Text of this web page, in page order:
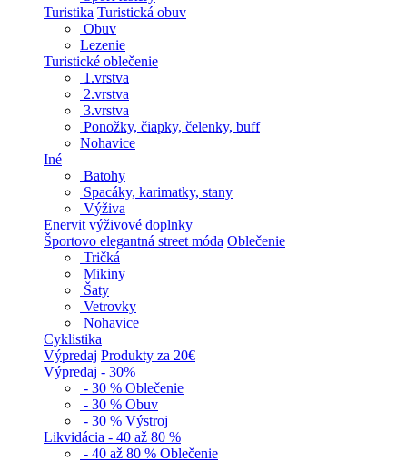
Turistika Turistická obuv
Obuv
Lezenie
Turistické oblečenie
1.vrstva
2.vrstva
3.vrstva
Ponožky, čiapky, čelenky, buff
Nohavice
Iné
Batohy
Spacáky, karimatky, stany
Výživa
Enervit výživové doplnky
Športovo elegantná street móda Oblečenie
Tričká
Mikiny
Šaty
Vetrovky
Nohavice
Cyklistika
Výpredaj Produkty za 20€
Výpredaj - 30%
- 30 % Oblečenie
- 30 % Obuv
- 30 % Výstroj
Likvidácia - 40 až 80 %
- 40 až 80 % Oblečenie